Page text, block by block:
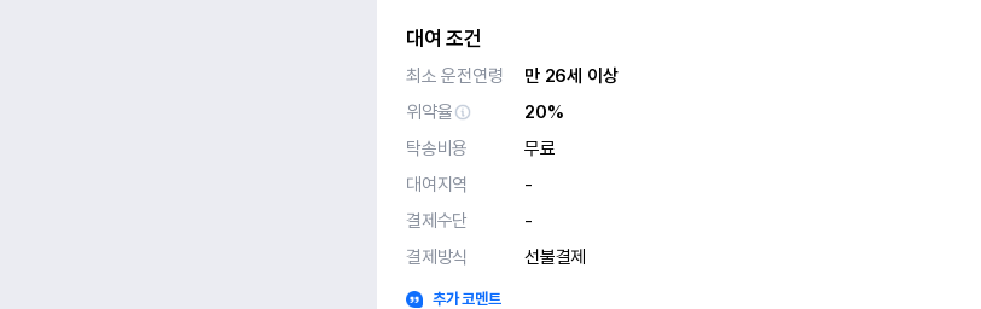
대여 조건
최소 운전연령
만 26세 이상
위약율
20%
탁송비용
무료
대여지역
-
결제수단
-
결제방식
선불결제
추가 코멘트